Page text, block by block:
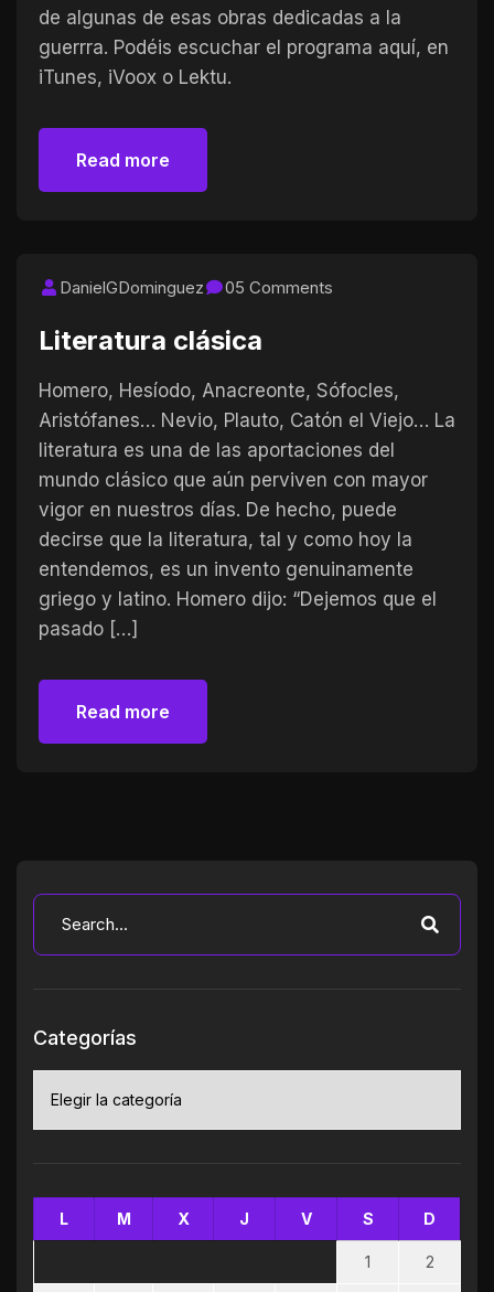
de algunas de esas obras dedicadas a la
guerrra. Podéis escuchar el programa aquí, en
iTunes, iVoox o Lektu.
Read more
DanielGDominguez 05 Comments
Literatura clásica
Homero, Hesíodo, Anacreonte, Sófocles,
Aristófanes… Nevio, Plauto, Catón el Viejo… La
literatura es una de las aportaciones del
mundo clásico que aún perviven con mayor
vigor en nuestros días. De hecho, puede
decirse que la literatura, tal y como hoy la
entendemos, es un invento genuinamente
griego y latino. Homero dijo: “Dejemos que el
pasado […]
Read more
Categorías
L M X J V S D
1 2